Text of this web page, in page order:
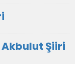
Şiiri